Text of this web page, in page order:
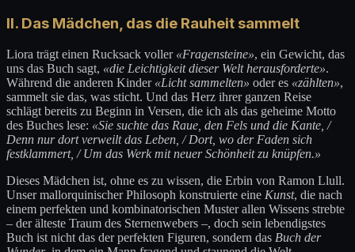
II. Das Mädchen, das die Rauheit sammelt
Liora trägt einen Rucksack voller «Fragensteine», ein Gewicht, das
uns das Buch sagt, «die Leichtigkeit dieser Welt herausforderte».
Während die anderen Kinder «Licht sammelten» oder es «zählten»,
sammelt sie das, was sticht. Und das Herz ihrer ganzen Reise
schlägt bereits zu Beginn in Versen, die ich als das geheime Motto
des Buches lese: «Sie suchte das Raue, den Fels und die Kante, /
Denn nur dort verweilt das Leben, / Dort, wo der Faden sich
festklammert, / Um das Werk mit neuer Schönheit zu knüpfen.»
Dieses Mädchen ist, ohne es zu wissen, die Erbin von Ramon Llull.
Unser mallorquinischer Philosoph konstruierte eine Kunst, die nach
einem perfekten und kombinatorischen Muster allen Wissens strebte
– der älteste Traum des Sternenwebers –, doch sein lebendigstes
Buch ist nicht das der perfekten Figuren, sondern das Buch der